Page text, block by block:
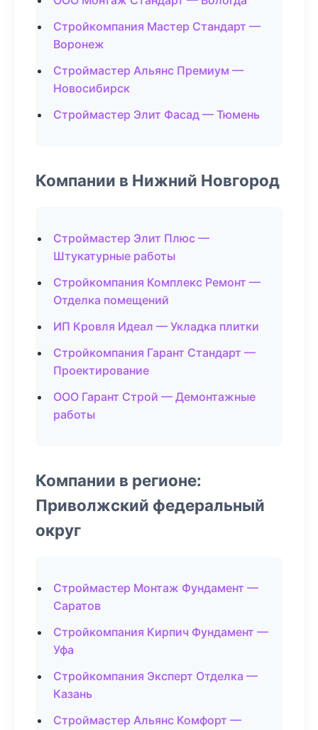
Стройкомпания Мастер Стандарт —
Воронеж
Строймастер Альянс Премиум —
Новосибирск
Строймастер Элит Фасад — Тюмень
Компании в Нижний Новгород
Строймастер Элит Плюс —
Штукатурные работы
Стройкомпания Комплекс Ремонт —
Отделка помещений
ИП Кровля Идеал — Укладка плитки
Стройкомпания Гарант Стандарт —
Проектирование
ООО Гарант Строй — Демонтажные
работы
Компании в регионе:
Приволжский федеральный
округ
Строймастер Монтаж Фундамент —
Саратов
Стройкомпания Кирпич Фундамент —
Уфа
Стройкомпания Эксперт Отделка —
Казань
Строймастер Альянс Комфорт —